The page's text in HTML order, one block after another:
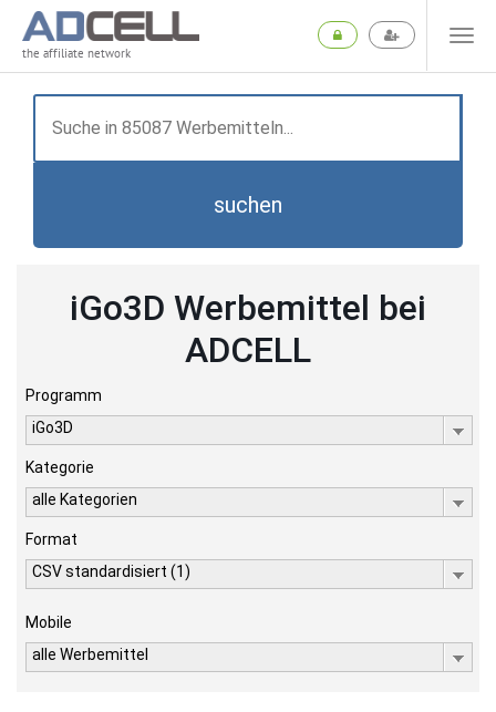
the affiliate network
suchen
iGo3D Werbemittel bei
ADCELL
Programm
iGo3D
Kategorie
alle Kategorien
Format
CSV standardisiert (1)
Mobile
alle Werbemittel